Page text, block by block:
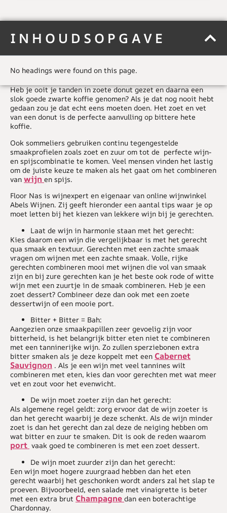
INHOUDSOPGAVE
No headings were found on this page.
Heb je ooit je tanden in zoete donut gezet en daarna een
slok goede zwarte koffie genomen? Als je dat nog nooit hebt
gedaan zou je dat echt eens moeten doen. Het zoet en vet
van een donut is de perfecte aanvulling op bittere hete
koffie.
Ook sommeliers gebruiken continu tegengestelde
smaakprofielen zoals zoet en zuur om tot de perfecte wijn-
en spijscombinatie te komen. Veel mensen vinden het lastig
om de juiste keuze te maken als het gaat om het combineren
van wijn en spijs.
Floor Nas is wijnexpert en eigenaar van online wijnwinkel
Abels Wijnen. Zij geeft hieronder een aantal tips waar je op
moet letten bij het kiezen van lekkere wijn bij je gerechten.
Laat de wijn in harmonie staan met het gerecht:
Kies daarom een wijn die vergelijkbaar is met het gerecht
qua smaak en textuur. Gerechten met een zachte smaak
vragen om wijnen met een zachte smaak. Volle, rijke
gerechten combineren mooi met wijnen die vol van smaak
zijn en bij zure gerechten kan je het beste ook rode of witte
wijn met een zuurtje in de smaak combineren. Heb je een
zoet dessert? Combineer deze dan ook met een zoete
dessertwijn of een mooie port.
Bitter + Bitter = Bah:
Aangezien onze smaakpapillen zeer gevoelig zijn voor
bitterheid, is het belangrijk bitter eten niet te combineren
met een tanninerijke wijn. Zo zullen sperziebonen extra
bitter smaken als je deze koppelt met een Cabernet
Sauvignon . Als je een wijn met veel tannines wilt
combineren met eten, kies dan voor gerechten met wat meer
vet en zout voor het evenwicht.
De wijn moet zoeter zijn dan het gerecht:
Als algemene regel geldt: zorg ervoor dat de wijn zoeter is
dan het gerecht waarbij je deze schenkt. Als de wijn minder
zoet is dan het gerecht dan zal deze de neiging hebben om
wat bitter en zuur te smaken. Dit is ook de reden waarom
port vaak goed te combineren is met een zoet dessert.
De wijn moet zuurder zijn dan het gerecht:
Een wijn moet hogere zuurgraad hebben dan het eten
gerecht waarbij het geschonken wordt anders zal het slap te
proeven. Bijvoorbeeld, een salade met vinaigrette is beter
met een extra brut Champagne dan een boterachtige
Chardonnay.